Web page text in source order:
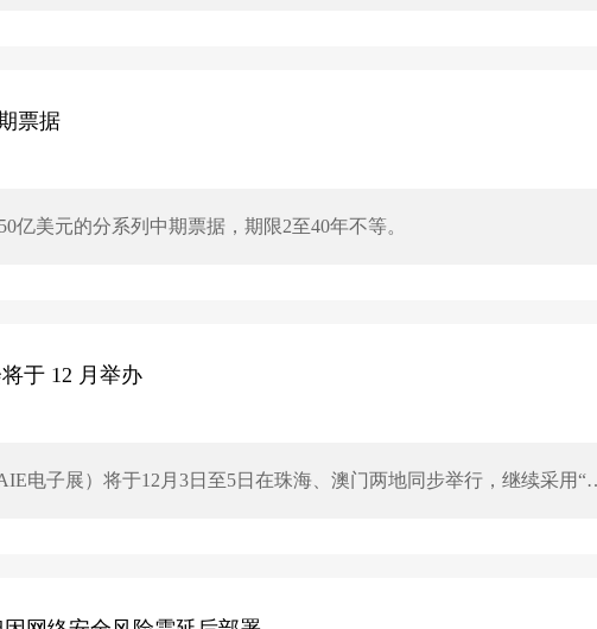
票据
亿美元的分系列中期票据，期限2至40年不等。
于 12 月举办
电子展）将于12月3日至5日在珠海、澳门两地同步举行，继续采用“